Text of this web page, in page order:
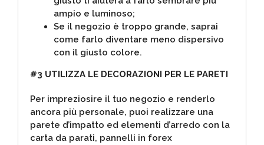
ampio e luminoso;
Se il negozio è troppo grande, saprai
come farlo diventare meno dispersivo
con il giusto colore.
#3 UTILIZZA LE DECORAZIONI PER LE PARETI
Per impreziosire il tuo negozio e renderlo
ancora più personale, puoi realizzare una
parete d’impatto ed elementi d’arredo con la
carta da parati, pannelli in forex